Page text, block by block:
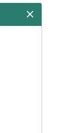
Close modal